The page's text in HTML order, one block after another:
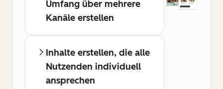
Umfang über mehrere
Kanäle erstellen
Inhalte erstellen, die alle
Nutzenden individuell
ansprechen